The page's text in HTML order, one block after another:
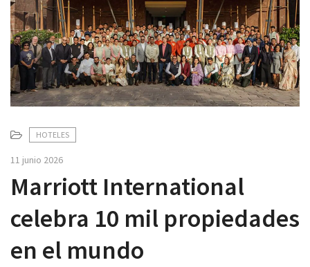
v
i
g
a
i
o
HOTELES
11 junio 2026
Marriott International
celebra 10 mil propiedades
en el mundo